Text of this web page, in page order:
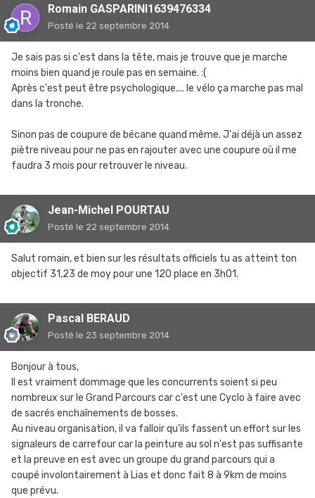
Romain GASPARINI1639476334
Posté le 22 septembre 2014
Je sais pas si c'est dans la tête, mais je trouve que je marche
moins bien quand je roule pas en semaine. :(
Après c'est peut être psychologique.... le vélo ça marche pas mal
dans la tronche.
Sinon pas de coupure de bécane quand même. J'ai déjà un assez
piètre niveau pour ne pas en rajouter avec une coupure où il me
faudra 3 mois pour retrouver le niveau.
Jean-Michel POURTAU
Posté le 22 septembre 2014
Salut romain, et bien sur les résultats officiels tu as atteint ton
objectif 31,23 de moy pour une 120 place en 3h01.
Pascal BERAUD
Posté le 23 septembre 2014
Bonjour à tous,
Il est vraiment dommage que les concurrents soient si peu
nombreux sur le Grand Parcours car c'est une Cyclo à faire avec
de sacrés enchaînements de bosses.
Au niveau organisation, il va falloir qu'ils fassent un effort sur les
signaleurs de carrefour car la peinture au sol n'est pas suffisante
et la preuve en est avec un groupe du grand parcours qui a
coupé involontairement à Lias et donc fait 8 à 9km de moins
que prévu.